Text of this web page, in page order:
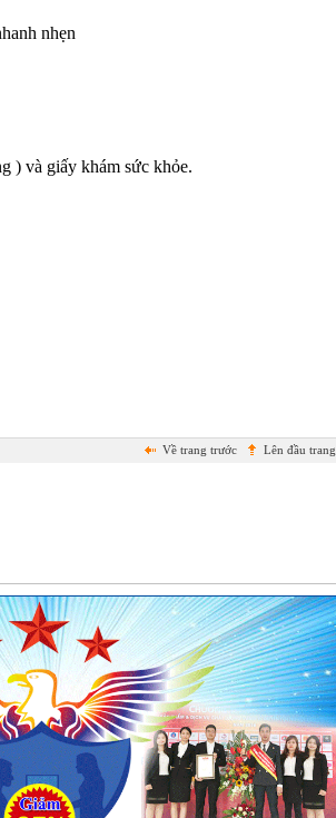
nhẹn
) và giấy khám sức khỏe.
Lên đầu trang
Về trang trước